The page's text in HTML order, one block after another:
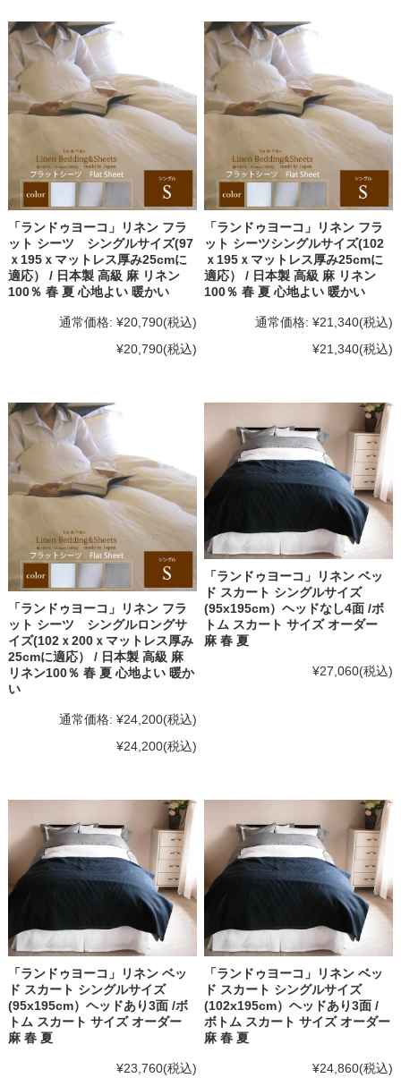
「ランドゥヨーコ」リネン フラ
ット シーツ シングルサイズ(97
ｘ195ｘマットレス厚み25cmに
適応） / 日本製 高級 麻 リネン
100％ 春 夏 心地よい 暖かい
通常価格: ¥20,790(税込)
¥20,790(税込)
「ランドゥヨーコ」リネン フラ
ット シーツシングルサイズ(102
ｘ195ｘマットレス厚み25cmに
適応） / 日本製 高級 麻 リネン
100％ 春 夏 心地よい 暖かい
通常価格: ¥21,340(税込)
¥21,340(税込)
「ランドゥヨーコ」リネン フラ
ット シーツ シングルロングサ
イズ(102ｘ200ｘマットレス厚み
25cmに適応） / 日本製 高級 麻
リネン100％ 春 夏 心地よい 暖か
い
通常価格: ¥24,200(税込)
¥24,200(税込)
「ランドゥヨーコ」リネン ベッ
ド スカート シングルサイズ
(95x195cm）ヘッドなし4面 /ボ
トム スカート サイズ オーダー
麻 春 夏
¥27,060(税込)
「ランドゥヨーコ」リネン ベッ
ド スカート シングルサイズ
(95x195cm）ヘッドあり3面 /ボ
トム スカート サイズ オーダー
麻 春 夏
¥23,760(税込)
「ランドゥヨーコ」リネン ベッ
ド スカート シングルサイズ
(102x195cm）ヘッドあり3面 /
ボトム スカート サイズ オーダー
麻 春 夏
¥24,860(税込)